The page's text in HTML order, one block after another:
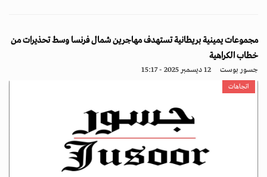
مجموعات يمينية بريطانية تستهدف مهاجرين شمال فرنسا وسط تحذيرات من
خطاب الكراهية
جسور بوست 12 ديسمبر 2025 - 15:17
اتجاهات